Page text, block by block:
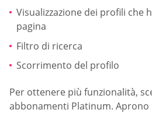
Visualizzazione dei profili che
pagina
Filtro di ricerca
Scorrimento del profilo
Per ottenere più funzionalità,
abbonamenti Platinum. Aprono